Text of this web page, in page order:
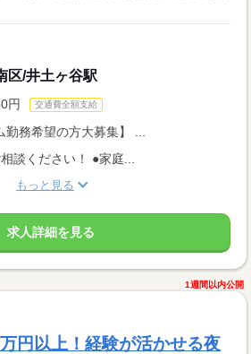
区/井土ヶ谷駅
円 交通費全額支給
勤務希望の方大募集】 ...
談ください！ ●家庭...
もっと見る
求人詳細を見る
1週間以内公開
円以上！経験が活かせる夜